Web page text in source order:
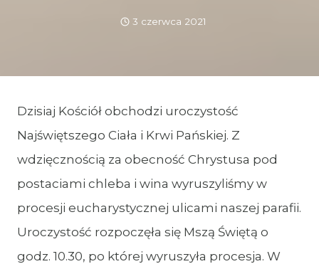
3 czerwca 2021
Dzisiaj Kościół obchodzi uroczystość
Najświętszego Ciała i Krwi Pańskiej. Z
wdzięcznością za obecność Chrystusa pod
postaciami chleba i wina wyruszyliśmy w
procesji eucharystycznej ulicami naszej parafii.
Uroczystość rozpoczęła się Mszą Świętą o
godz. 10.30, po której wyruszyła procesja. W